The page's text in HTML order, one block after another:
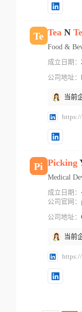
Te TeaN
Food &
成立日期：
公司地址：
当前
Pi Picking
Medical
成立日期：
公司官网：
公司地址：
当前